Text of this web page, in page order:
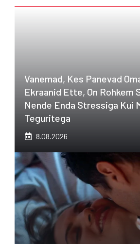
Vanemad, Kes Panevad
Ekraanid Ette, On Rohkem
Nende Enda Stressiga Kui
Teguritega
8.08.2026